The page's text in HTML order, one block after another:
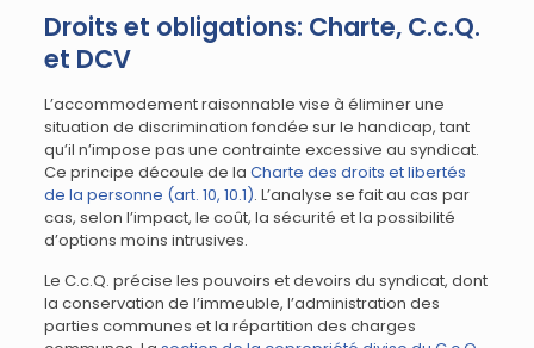
Droits et obligations: Charte, C.c.Q.
et DCV
L’accommodement raisonnable vise à éliminer une
situation de discrimination fondée sur le handicap, tant
qu’il n’impose pas une contrainte excessive au syndicat.
Ce principe découle de la Charte des droits et libertés
de la personne (art. 10, 10.1). L’analyse se fait au cas par
cas, selon l’impact, le coût, la sécurité et la possibilité
d’options moins intrusives.
Le C.c.Q. précise les pouvoirs et devoirs du syndicat, dont
la conservation de l’immeuble, l’administration des
parties communes et la répartition des charges